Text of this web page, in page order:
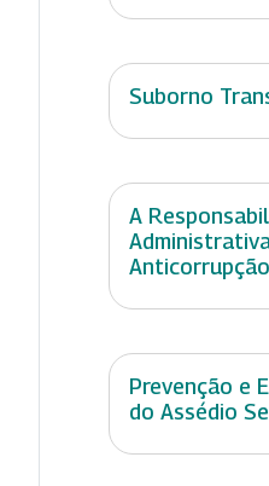
Suborno
A
Anticorrupção
Prevenção e
do Assédio